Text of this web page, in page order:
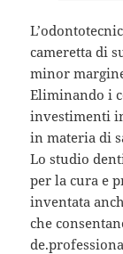
cameretta di
minor
Eliminando i
investimenti
in materia di
Lo studio
per la cura e
inventata
che